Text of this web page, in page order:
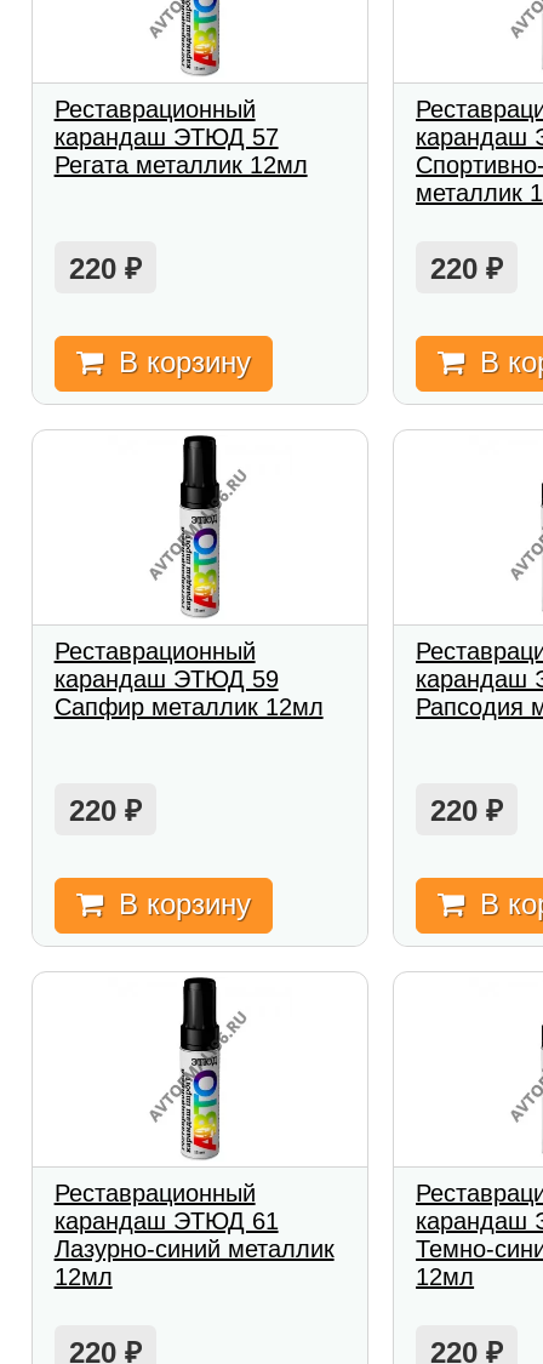
Реставрационный
карандаш ЭТЮД 57
Регата металлик 12мл
220 ₽
В корзину
карандаш
металлик
220₽
В
Реставрационный
карандаш ЭТЮД 59
Сапфир металлик 12мл
220 ₽
В корзину
карандаш
Рапсодия
220₽
В
Реставрационный
карандаш ЭТЮД 61
Лазурно-синий металлик
12мл
220 ₽
карандаш
Темно-
12мл
220₽